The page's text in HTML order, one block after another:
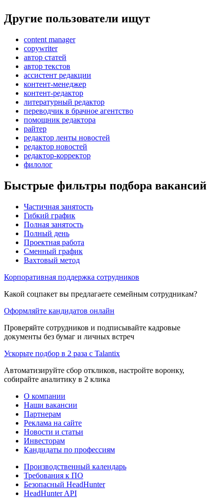
Другие пользователи ищут
content manager
copywriter
автор статей
автор текстов
ассистент редакции
контент-менеджер
контент-редактор
литературный редактор
переводчик в брачное агентство
помощник редактора
райтер
редактор ленты новостей
редактор новостей
редактор-корректор
филолог
Быстрые фильтры подбора вакансий
Частичная занятость
Гибкий график
Полная занятость
Полный день
Проектная работа
Сменный график
Вахтовый метод
Корпоративная поддержка сотрудников
Какой соцпакет вы предлагаете семейным сотрудникам?
Оформляйте кандидатов онлайн
Проверяйте сотрудников и подписывайте кадровые
документы без бумаг и личных встреч
Ускорьте подбор в 2 раза с Talantix
Автоматизируйте сбор откликов, настройте воронку,
собирайте аналитику в 2 клика
О компании
Наши вакансии
Партнерам
Реклама на сайте
Новости и статьи
Инвесторам
Кандидаты по профессиям
Производственный календарь
Требования к ПО
Безопасный HeadHunter
HeadHunter API